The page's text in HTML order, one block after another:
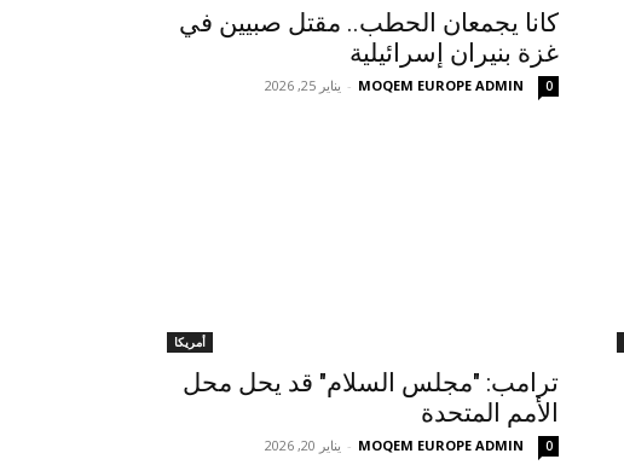
كانا يجمعان الحطب.. مقتل صبيين في
غزة بنيران إسرائيلية
MOQEM EUROPE ADMIN
- يناير 25, 2026 0
أمريكا
ترامب: "مجلس السلام" قد يحل محل
الأمم المتحدة
MOQEM EUROPE ADMIN
- يناير 20, 2026 0